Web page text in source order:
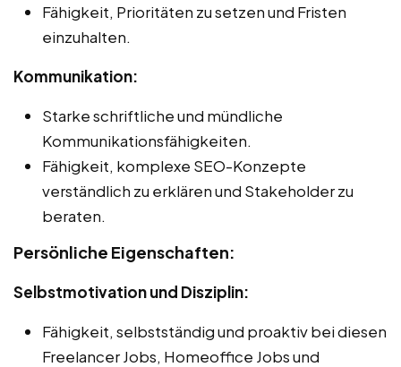
Fähigkeit, Prioritäten zu setzen und Fristen
einzuhalten.
Kommunikation:
Starke schriftliche und mündliche
Kommunikationsfähigkeiten.
Fähigkeit, komplexe SEO-Konzepte
verständlich zu erklären und Stakeholder zu
beraten.
Persönliche Eigenschaften:
Selbstmotivation und Disziplin:
Fähigkeit, selbstständig und proaktiv bei diesen
Freelancer Jobs, Homeoffice Jobs und